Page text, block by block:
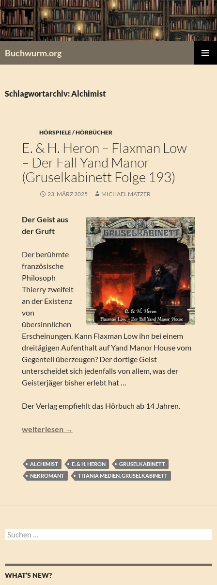
Zum
Inhalt
springen
Buchwurm.org
Schlagwortarchiv: Alchimist
HÖRSPIELE / HÖRBÜCHER
E. & H. Heron – Flaxman Low
– Der Fall Yand Manor
(Gruselkabinett Folge 193)
23. MÄRZ 2025 MICHAEL MATZER
Der Geist aus
der Gruft
Der berühmte
französische
Philosoph
Thierry zweifelt
an der Existenz
von
übersinnlichen
Erscheinungen. Kann Flaxman Low ihn bei einem
dreitägigen Aufenthalt auf Yand Manor House vom
Gegenteil überzeugen? Der dortige Geist
unterscheidet sich jedenfalls von allem, was der
Geisterjäger bisher erlebt hat …
Der Verlag empfiehlt das Hörbuch ab 14 Jahren.
E. & H. Heron – Flaxman Low – Der Fall Yand Manor
weiterlesen →
ALCHIMIST E. & H. HERON
GRUSELKABINETT
NEKROMANT
TITANIA MEDIEN, GRUSELKABINETT
Suchen
nach:
WHAT’S NEW?